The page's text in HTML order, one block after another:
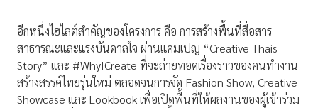
อีกหนึ่งไฮไลต์สำคัญของโครงการ คือ การสร้างพื้นที่สื่อสาร
สาธารณะและแรงบันดาลใจ ผ่านแคมเปญ “Creative Thais
Story” และ #WhyICreate ที่จะถ่ายทอดเรื่องราวของคนทำงาน
สร้างสรรค์ไทยรุ่นใหม่ ตลอดจนการจัด Fashion Show, Creative
Showcase และ Lookbook เพื่อเปิดพื้นที่ให้ผลงานของผู้เข้าร่วม